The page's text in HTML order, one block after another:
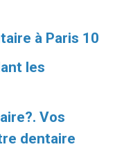
à Paris 10
les
Vos
dentaire